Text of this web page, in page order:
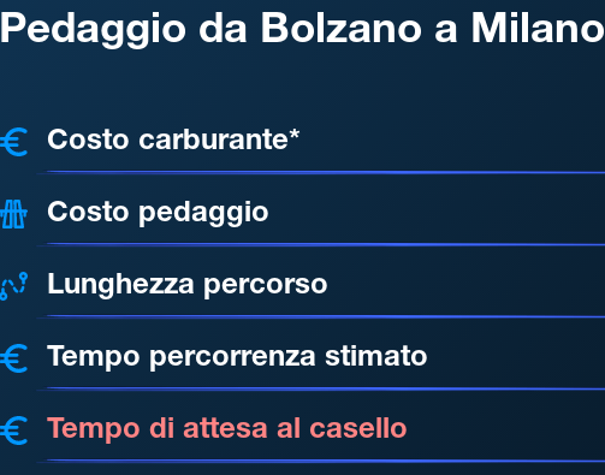
Pedaggio da Bolzano a Milano
Costo carburante*
Costo pedaggio
Lunghezza percorso
Tempo percorrenza stimato
Tempo di attesa al casello